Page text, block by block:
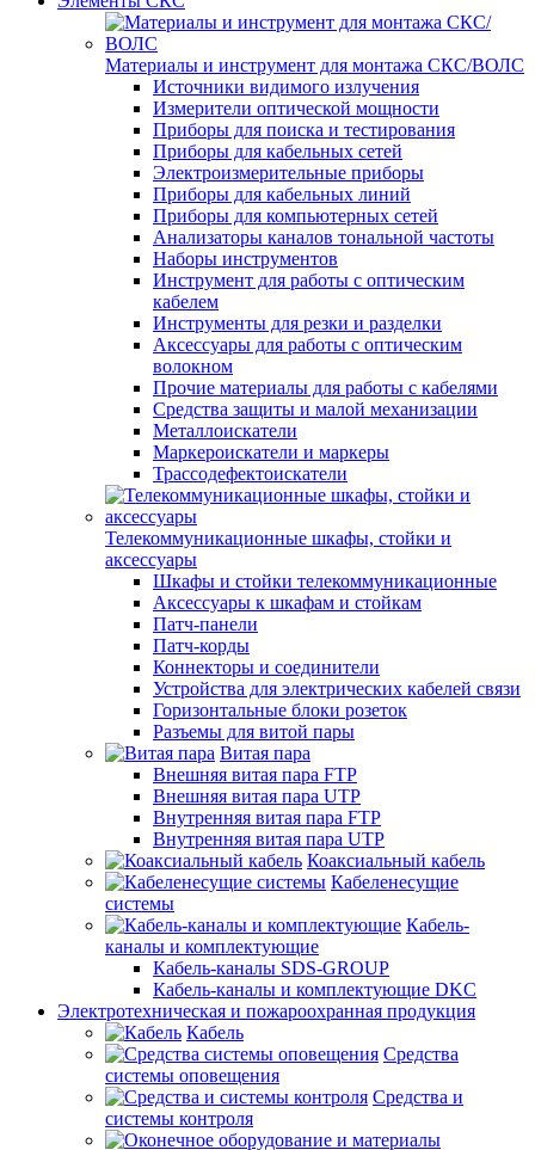
Материалы и инструмент для монтажа СКС/ВОЛС
Источники видимого излучения
Измерители оптической мощности
Приборы для поиска и тестирования
Приборы для кабельных сетей
Электроизмерительные приборы
Приборы для кабельных линий
Приборы для компьютерных сетей
Анализаторы каналов тональной частоты
Наборы инструментов
Инструмент для работы с оптическим
кабелем
Инструменты для резки и разделки
Аксессуары для работы с оптическим
волокном
Прочие материалы для работы с кабелями
Средства защиты и малой механизации
Металлоискатели
Маркероискатели и маркеры
Трассодефектоискатели
Телекоммуникационные шкафы, стойки и
аксессуары
Шкафы и стойки телекоммуникационные
Аксессуары к шкафам и стойкам
Патч-панели
Патч-корды
Коннекторы и соединители
Устройства для электрических кабелей связи
Горизонтальные блоки розеток
Разъемы для витой пары
Витая пара
Внешняя витая пара FTP
Внешняя витая пара UTP
Внутренняя витая пара FTP
Внутренняя витая пара UTP
Коаксиальный кабель
Кабеленесущие
системы
Кабель-
каналы и комплектующие
Кабель-каналы SDS-GROUP
Кабель-каналы и комплектующие DKC
Электротехническая и пожароохранная продукция
Кабель
Средства
системы оповещения
Средства и
системы контроля